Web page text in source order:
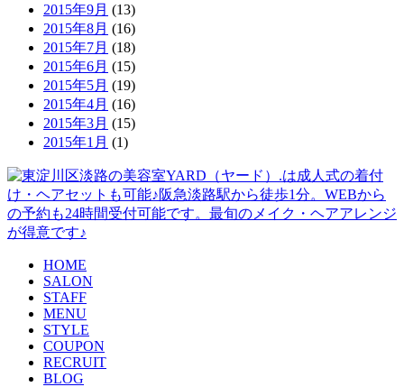
2015年9月 (13)
2015年8月 (16)
2015年7月 (18)
2015年6月 (15)
2015年5月 (19)
2015年4月 (16)
2015年3月 (15)
2015年1月 (1)
HOME
SALON
STAFF
MENU
STYLE
COUPON
RECRUIT
BLOG